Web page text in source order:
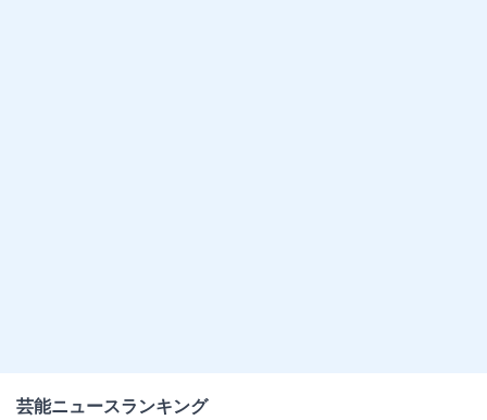
芸能ニュースランキング